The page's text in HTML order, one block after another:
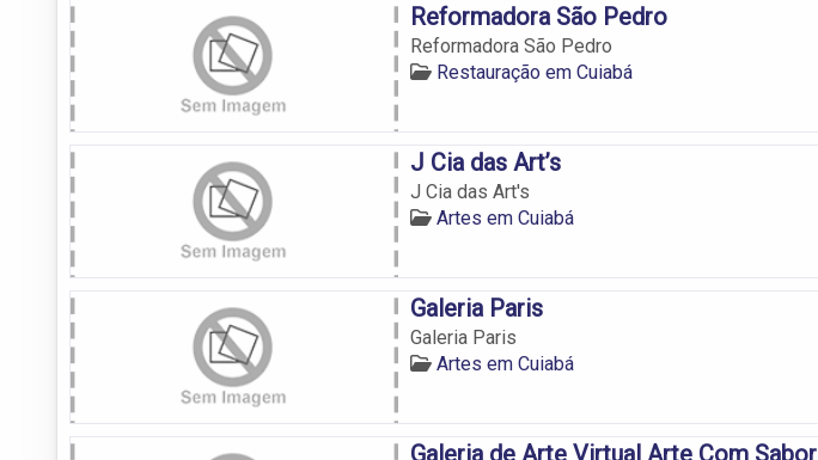
Reformadora São Pedro
Reformadora São Pedro
Restauração em Cuiabá
J Cia das Art’s
J Cia das Art's
Artes em Cuiabá
Galeria Paris
Galeria Paris
Artes em Cuiabá
Galeria de Arte Virtual Arte Com Sabor